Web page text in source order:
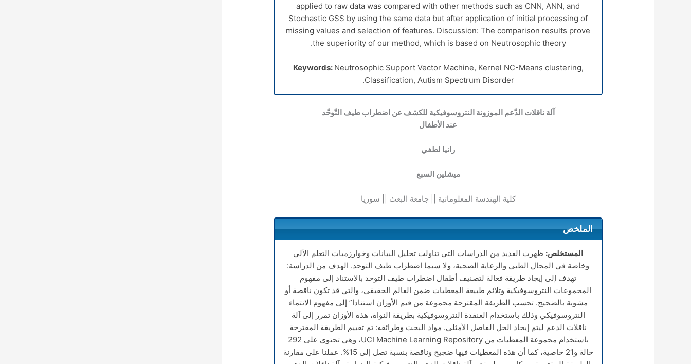
applied to raw data was compared with other methods such as CNN, ANN, and
Stochastic GSS by using the same data but after application of initial processing of
missing values and selection of features. Discussion: The comparison results prove
the superiority of our method, which is based on Neutrosophic theory.
Keywords: Neutrosophic Support Vector Machine, Kernel NC-Means clustering,
Classification, Autism Spectrum Disorder
.
آلة ناقلات الدّعم الموزونة النتروسوفيكية للكشف عن اضطراب طيف التّوحّد
عند الأطفال
رانيا لطفي
ميشلين السبع
كلية الهندسة المعلوماتية || جامعة البعث || سوريا
الملخص
المستخلص: ظهرت العديد من الدراسات التي تناولت تحليل البيانات وخوارزميات التعلم الآلي
وخاصة في المجال الطبي والرعاية الصحية، ولا سيما اضطراب طيف التوحد. الهدف من الدراسة:
تهدف إلى إيجاد طريقة فعالة لتصنيف أطفال اضطراب طيف التوحد بالاستناد إلى مفهوم
المجموعات النتروسوفيكية وتلائم طبيعة المعطيات ضمن العالم الحقيقي، والتي قد تكون ناقصة أو
مشوبة بالضجيج. تحسب الطريقة المقترحة مجموعة من قيم الأوزان استنادا” إلى مفهوم الانتماء
النتروسوفيكي وذلك باستخدام العنقدة النتروسوفيكية بطريقة النواة، هذه الأوزان تمرر إلى آلة
ناقلات الدعم ليتم إيجاد الحل الفاصل الأمثلي. مواد البحث وطرائقه: تم تقييم الطريقة المقترحة
باستخدام مجموعة المعطيات من UCI Machine Learning Repository، وهي تحتوي على 292
حالة و21 خاصية، كما أن هذه المعطيات فيها ضجيج وناقصة بنسبة تصل إلى 15%. عملنا على مقارنة